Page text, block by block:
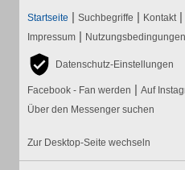
Startseite | Suchbegriffe | Kontakt |
Impressum | Nutzungsbedingungen
Datenschutz-Einstellungen
Facebook - Fan werden | Auf
Über den Messenger suchen
Zur Desktop-Seite wechseln